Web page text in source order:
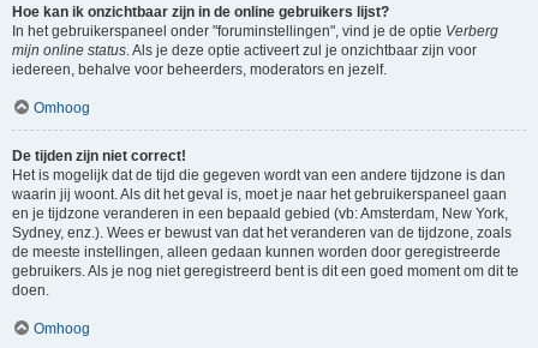
Hoe kan ik onzichtbaar zijn in de online gebruikers lijst?
In het gebruikerspaneel onder "foruminstellingen", vind je de optie Verberg
mijn online status. Als je deze optie activeert zul je onzichtbaar zijn voor
iedereen, behalve voor beheerders, moderators en jezelf.
Omhoog
De tijden zijn niet correct!
Het is mogelijk dat de tijd die gegeven wordt van een andere tijdzone is dan
waarin jij woont. Als dit het geval is, moet je naar het gebruikerspaneel gaan
en je tijdzone veranderen in een bepaald gebied (vb: Amsterdam, New York,
Sydney, enz.). Wees er bewust van dat het veranderen van de tijdzone, zoals
de meeste instellingen, alleen gedaan kunnen worden door geregistreerde
gebruikers. Als je nog niet geregistreerd bent is dit een goed moment om dit te
doen.
Omhoog